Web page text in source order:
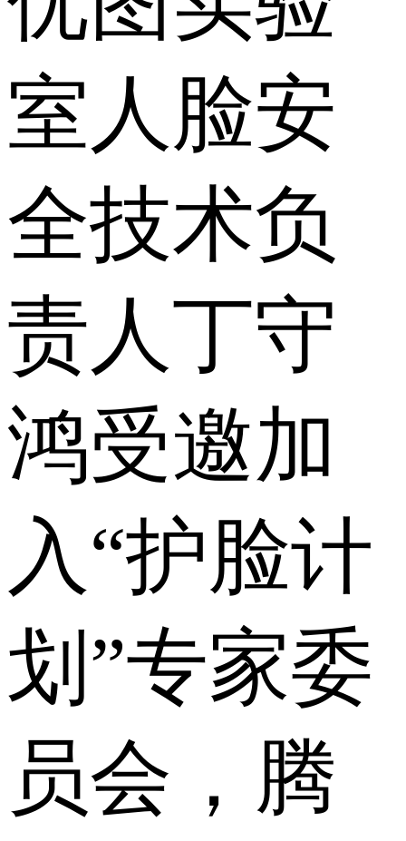
室人脸安
全技术负
责人丁守
鸿受邀加
入“护脸计
划”专家委
员会，腾